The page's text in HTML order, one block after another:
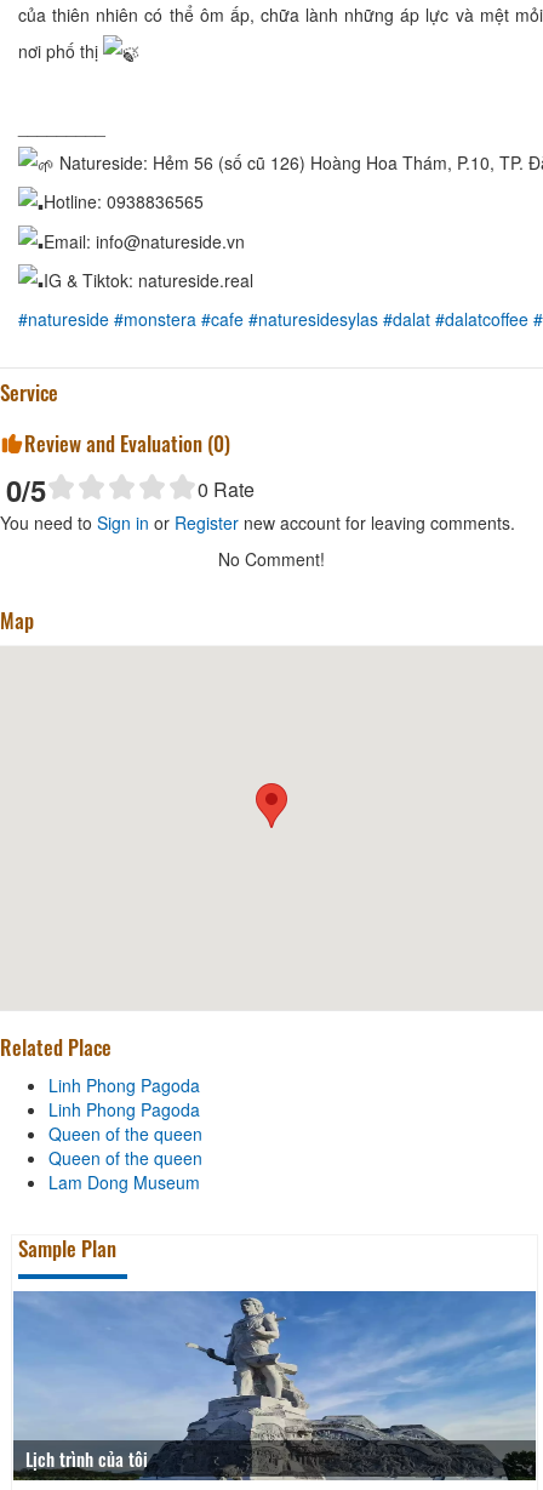
của thiên nhiên có thể ôm ấp, chữa lành những áp lực và mệt
nơi phố thị
Natureside: Hẻm 56 (số cũ 126) Hoàng Hoa Thám, P.10, TP.
Hotline: 0938836565
Email: info@natureside.vn
IG & Tiktok: natureside.real
#natureside #monstera #cafe #naturesidesylas #dalat #dalatcoffee
Service
Review and Evaluation (0)
0/5 0 Rate
You need to Sign in or Register new account for leaving comments.
No Comment!
Map
Related Place
Linh Phong Pagoda
Linh Phong Pagoda
Queen of the queen
Queen of the queen
Lam Dong Museum
Sample Plan
Lịch trình của tôi